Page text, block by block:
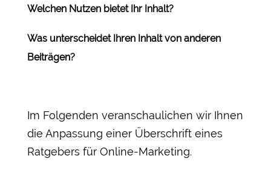
Welchen Nutzen bietet Ihr Inhalt?
Was unterscheidet Ihren Inhalt von anderen
Beiträgen?
Im Folgenden veranschaulichen wir Ihnen
die Anpassung einer Überschrift eines
Ratgebers für Online-Marketing.